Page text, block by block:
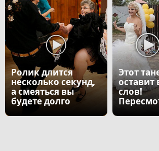
Ролик длится
несколько секунд,
а смеяться вы
будете долго
Этот
оставит
слов!